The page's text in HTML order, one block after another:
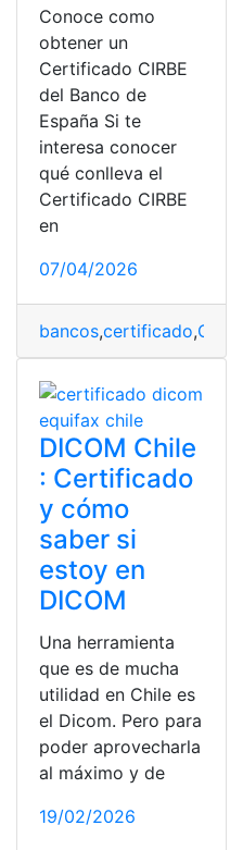
Conoce como
obtener un
Certificado CIRBE
del Banco de
España Si te
interesa conocer
qué conlleva el
Certificado CIRBE
en
07/04/2026
bancos,certificado,CIRBE
DICOM Chile
: Certificado
y cómo
saber si
estoy en
DICOM
Una herramienta
que es de mucha
utilidad en Chile es
el Dicom. Pero para
poder aprovecharla
al máximo y de
19/02/2026